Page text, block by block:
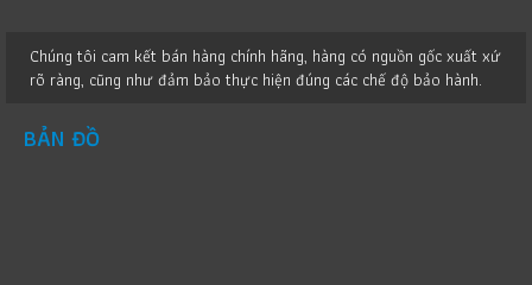
Chúng tôi cam kết bán hàng chính hãng, hàng có nguồn gốc xuất xứ
rõ ràng, cũng như đảm bảo thực hiện đúng các chế độ bảo hành.
BẢN ĐỒ